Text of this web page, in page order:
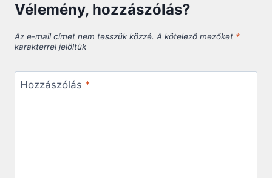
Vélemény, hozzászólás?
Az e-mail címet nem tesszük közzé. A kötelező mezőket *
karakterrel jelöltük
Hozzászólás *